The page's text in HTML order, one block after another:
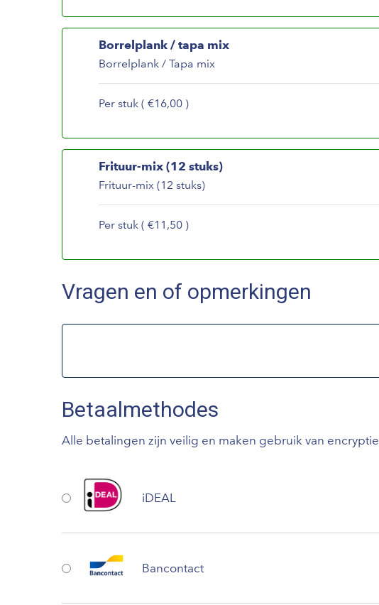
Borrelplank / tapa mix
Borrelplank / Tapa mix
Per stuk ( €16,00 )
Frituur-mix (12 stuks)
Frituur-mix (12 stuks)
Per stuk ( €11,50 )
Vragen en of opmerkingen
Betaalmethodes
Alle betalingen zijn veilig en maken gebruik van encryptie
iDEAL
Bancontact